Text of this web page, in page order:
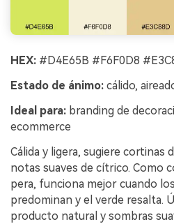
HEX: #D4E65B #F6F0D8
Estado de ánimo: cálido,
Ideal para: branding de
ecommerce
Cálida y ligera, sugiere cortinas
notas suaves de cítrico. Como
pera, funciona mejor cuando
predominan y el verde resalta.
producto natural y sombras